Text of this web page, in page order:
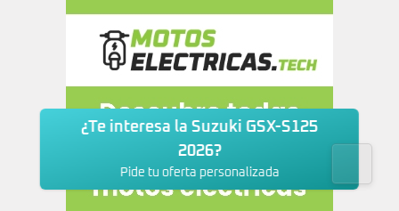
¿Te interesa la Suzuki GSX-S125
2026?
Pide tu oferta personalizada